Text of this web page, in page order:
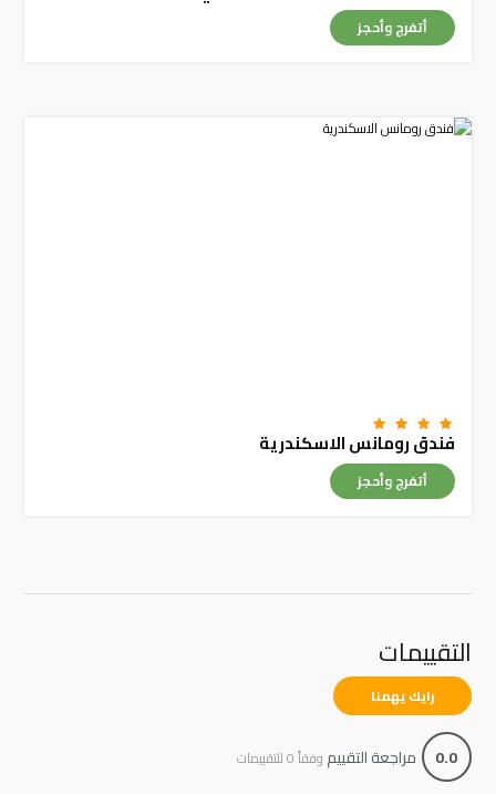
أتفرج وأحجز
فندق رومانس الاسكندرية
أتفرج وأحجز
التقييمات
رايك يهمنا
0.0 مراجعة التقييم وفقاً 0 للتقييمات